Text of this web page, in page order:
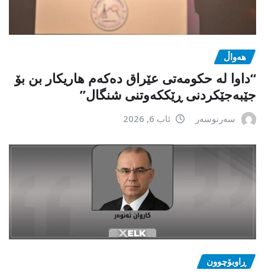
هەواڵ
“داوا لە حكومەتی عێراق دەكەم هاریكار بن بۆ
جێبەجێكردنی ڕێككەوتنی شنگال”
سەرنوسەر ئاب 6, 2026
ڕاوبۆچوون